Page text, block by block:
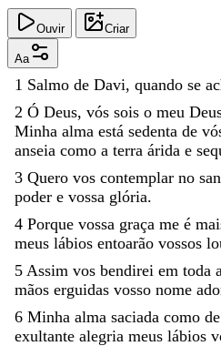
Ouvir Criar
Aa
1 Salmo de Davi, quando se
2 Ó Deus, vós sois o meu
Minha alma está sedenta de
anseia como a terra árida e
3 Quero vos contemplar no
poder e vossa glória.
4 Porque vossa graça me é
meus lábios entoarão vossos
5 Assim vos bendirei em toda a
mãos erguidas vosso nome
6 Minha alma saciada como de
exultante alegria meus lábios